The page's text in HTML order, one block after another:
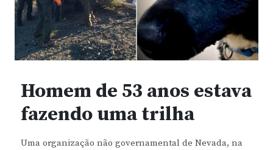
Homem de 53 anos estava
fazendo uma trilha
Uma organização não governamental de Nevada, na